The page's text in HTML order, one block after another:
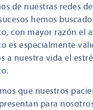
de nuestras redes
hemos
con mayor razón el
es especialmente
a nuestra vida el
que nuestros
para